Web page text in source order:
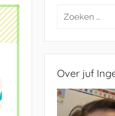
Zoeken
Over juf